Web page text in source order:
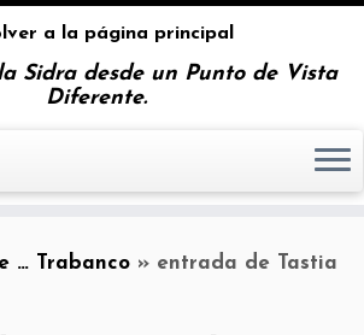
Sidra desde un Punto de Vista
Diferente.
… Trabanco » entrada de Tastia